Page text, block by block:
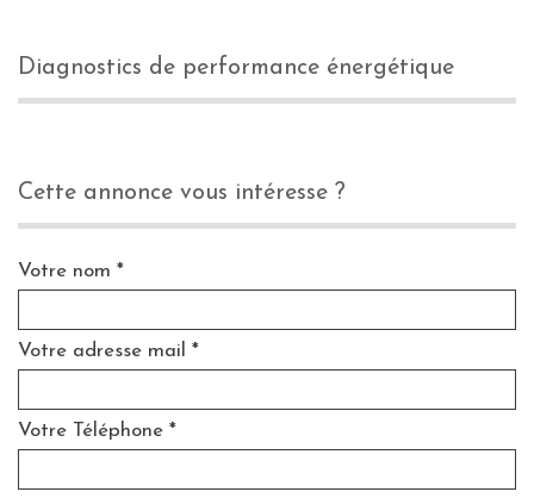
diagnostics de performance énergétique
cette annonce vous intéresse ?
Votre nom *
Votre adresse mail *
Votre Téléphone *